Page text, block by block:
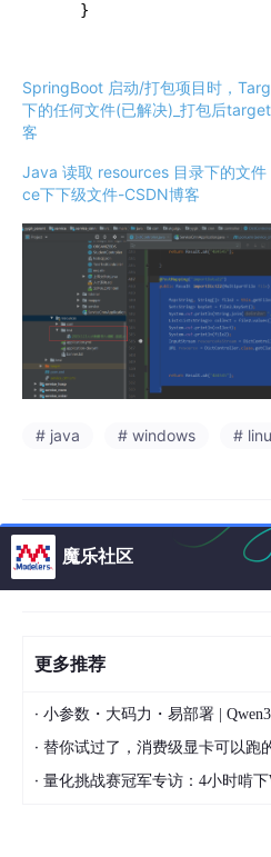
    }
SpringBoot 启动/打包项目时，
下的任何文件(已解决)_打包后
客
Java 读取 resources 目录下的文
ce下下级文件-CSDN博客
# java # windows #
魔乐社区
更多推荐
· 小参数・大码力・易部署 | Qwen3.6-27B上线
· 替你试过了，消费级显卡可以跑的开源文生图
· 量化挑战赛冠军专访：4小时啃下